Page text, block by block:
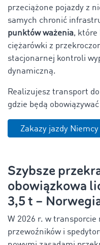
przeciążone pojazdy z
samych chronić
punktów ważenia, które
ciężarówki z
stacjonarnej kontroli
dynamiczną.
Realizujesz transport
gdzie będą
Zakazy jazdy Niemcy
Szybsze
obowiązkowa
3,5 t –
W 2026 r. w transporcie
przewoźników i